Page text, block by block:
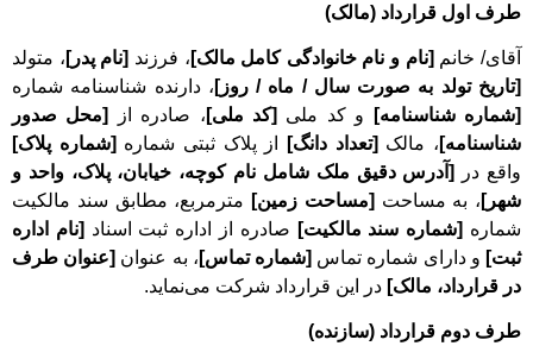
طرف اول قرارداد (مالک)
آقای/ خانم [نام و نام خانوادگی کامل مالک] ، فرزند [نام پدر] ، متولد
[تاریخ تولد به صورت سال / ماه / روز] ، دارنده شناسنامه شماره
[شماره شناسنامه]
و کد ملی [کد ملی] ، صادره از
[محل صدور
شناسنامه] ، مالک [تعداد دانگ] از پلاک ثبتی شماره [شماره پلاک]
واقع در
[آدرس دقیق ملک شامل نام کوچه، خیابان، پلاک، واحد و
شهر] ، به مساحت [مساحت زمین] مترمربع، مطابق سند مالکیت
شماره [شماره سند مالکیت] صادره از اداره ثبت اسناد [نام اداره
ثبت] و دارای شماره تماس [شماره تماس] ، به عنوان [عنوان طرف
در قرارداد، مالک] در این قرارداد شرکت می‌نماید.
طرف دوم قرارداد (سازنده)